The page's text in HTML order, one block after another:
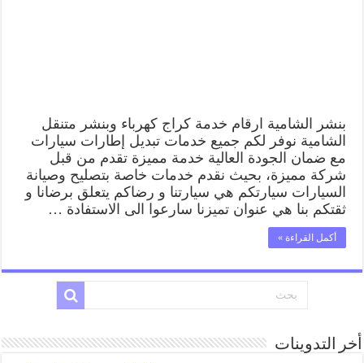
بنشر الشامية ارقام خدمة كراج كهرباء وبنشر متنقل
الشامية نوفر لكم جميع خدمات تبديل إطارات سيارات
مع ضمان الجودة العالية خدمة مميزة تقدم من قبل
شركة مميزة، بحيث نقدم خدمات خاصة بتصليح وصيانة
السيارات سيارتكم هي سيارتنا و رضاكم يتعلق برضانا و
ثقتكم بنا هي عنوان تميزنا سارعوا الى الاستفادة …
أكمل القراءة »
أخر التدوينات